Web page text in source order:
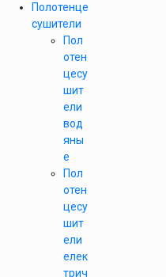
Полотенце
сушители
Пол
отен
цесу
шит
ели
вод
яны
е
Пол
отен
цесу
шит
ели
елек
трич